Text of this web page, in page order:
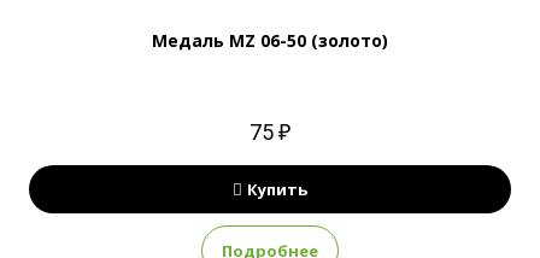
Медаль MZ 06-50 (золото)
75 ₽
Купить
Подробнее